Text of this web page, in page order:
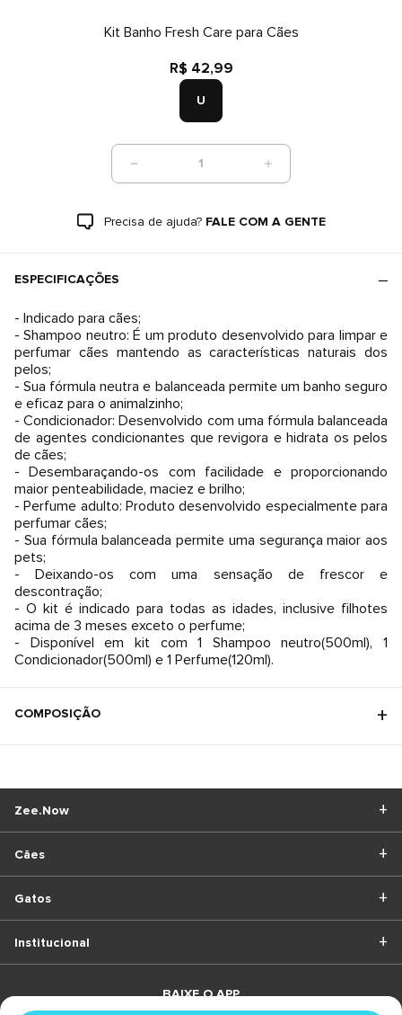
Kit Banho Fresh Care para Cães
R$ 42,99
U
1
Precisa de ajuda? FALE COM A GENTE
ESPECIFICAÇÕES
- Indicado para cães;
- Shampoo neutro: É um produto desenvolvido para limpar e
perfumar cães mantendo as características naturais dos
pelos;
- Sua fórmula neutra e balanceada permite um banho seguro
e eficaz para o animalzinho;
- Condicionador: Desenvolvido com uma fórmula balanceada
de agentes condicionantes que revigora e hidrata os pelos
de cães;
- Desembaraçando-os com facilidade e proporcionando
maior penteabilidade, maciez e brilho;
- Perfume adulto: Produto desenvolvido especialmente para
perfumar cães;
- Sua fórmula balanceada permite uma segurança maior aos
pets;
- Deixando-os com uma sensação de frescor e
descontração;
- O kit é indicado para todas as idades, inclusive filhotes
acima de 3 meses exceto o perfume;
- Disponível em kit com 1 Shampoo neutro(500ml), 1
Condicionador(500ml) e 1 Perfume(120ml).
COMPOSIÇÃO
Cães
Gatos
Zee.Now
Institucional
BAIXE O APP